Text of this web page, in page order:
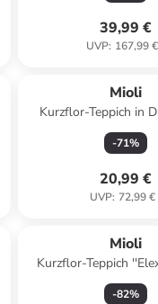
39,99 €
UVP: 167,99 €
Mioli
Kurzflor-Teppich in
-71%
20,99 €
UVP: 72,99 €
Mioli
Kurzflor-Teppich
-82%